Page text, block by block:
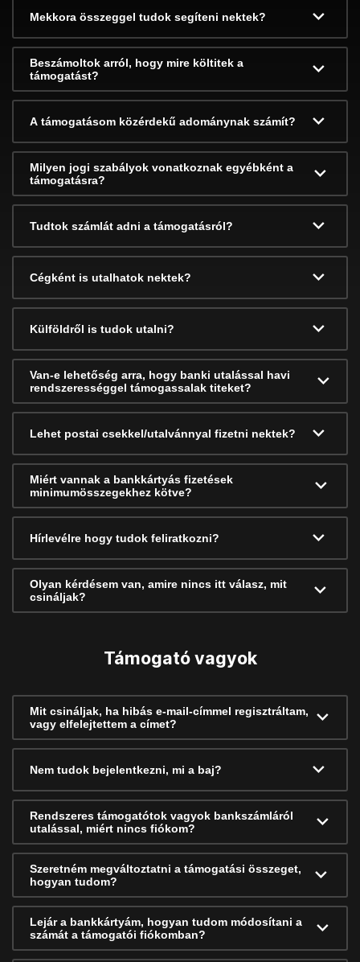
Mekkora összeggel tudok segíteni nektek?
Beszámoltok arról, hogy mire költitek a
támogatást?
A támogatásom közérdekű adománynak számít?
Milyen jogi szabályok vonatkoznak egyébként a
támogatásra?
Tudtok számlát adni a támogatásról?
Cégként is utalhatok nektek?
Külföldről is tudok utalni?
Van-e lehetőség arra, hogy banki utalással havi
rendszerességgel támogassalak titeket?
Lehet postai csekkel/utalvánnyal fizetni nektek?
Miért vannak a bankkártyás fizetések
minimumösszegekhez kötve?
Hírlevélre hogy tudok feliratkozni?
Olyan kérdésem van, amire nincs itt válasz, mit
csináljak?
Támogató vagyok
Mit csináljak, ha hibás e-mail-címmel regisztráltam,
vagy elfelejtettem a címet?
Nem tudok bejelentkezni, mi a baj?
Rendszeres támogatótok vagyok bankszámláról
utalással, miért nincs fiókom?
Szeretném megváltoztatni a támogatási összeget,
hogyan tudom?
Lejár a bankkártyám, hogyan tudom módosítani a
számát a támogatói fiókomban?